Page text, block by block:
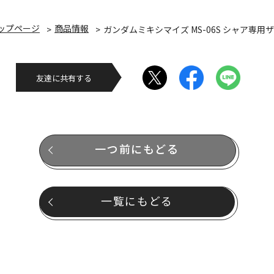
プページ 商品情報 ガンダムミキシマイズ MS-06S シャア専用
友達に共有する
一つ前にもどる
一覧にもどる